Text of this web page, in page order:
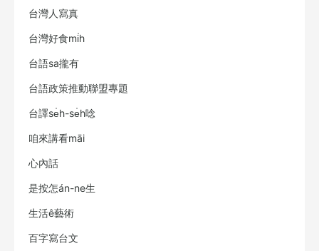
台灣人寫真
台灣好食mi̍h
台語sa攏有
台語政策推動聯盟專題
台譯se̍h-se̍h唸
咱來講看māi
心內話
是按怎án-ne生
生活ê藝術
百字寫台文